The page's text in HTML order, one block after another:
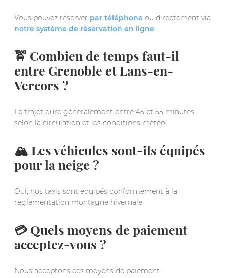
Vous pouvez réserver par téléphone ou directement via
notre système de réservation en ligne.
🚖 Combien de temps faut-il
entre Grenoble et Lans-en-
Vercors ?
Le trajet dure généralement entre 45 et 55 minutes
selon la circulation et les conditions météo.
🏔️ Les véhicules sont-ils équipés
pour la neige ?
Oui, nos taxis sont équipés conformément à la
réglementation montagne hivernale.
💳 Quels moyens de paiement
acceptez-vous ?
Nous acceptons ces moyens de paiement :